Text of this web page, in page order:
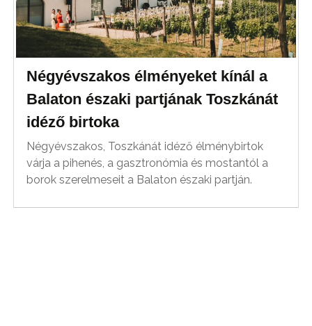
Négyévszakos élményeket kínál a
Balaton északi partjának Toszkánát
idéző birtoka
Négyévszakos, Toszkánát idéző élménybirtok
várja a pihenés, a gasztronómia és mostantól a
borok szerelmeseit a Balaton északi partján.